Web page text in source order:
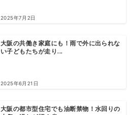
2025年7月2日
大阪の共働き家庭にも！雨で外に出られな
い子どもたちが走り...
2025年6月21日
大阪の都市型住宅でも油断禁物！水回りの